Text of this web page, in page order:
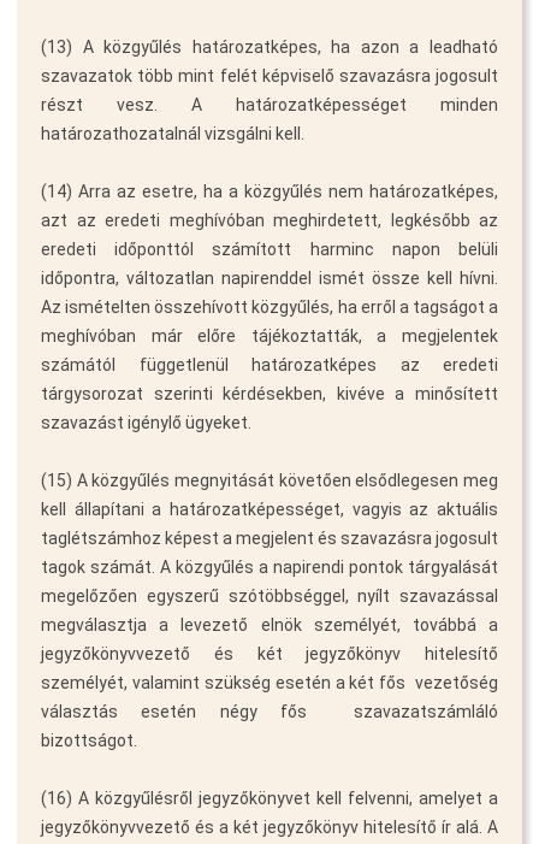
(13) A közgyűlés határozatképes, ha azon a leadható
szavazatok több mint felét képviselő szavazásra jogosult
részt vesz. A határozatképességet minden
határozathozatalnál vizsgálni kell.
(14) Arra az esetre, ha a közgyűlés nem határozatképes,
azt az eredeti meghívóban meghirdetett, legkésőbb az
eredeti időponttól számított harminc napon belüli
időpontra, változatlan napirenddel ismét össze kell hívni.
Az ismételten összehívott közgyűlés, ha erről a tagságot a
meghívóban már előre tájékoztatták, a megjelentek
számától függetlenül határozatképes az eredeti
tárgysorozat szerinti kérdésekben, kivéve a minősített
szavazást igénylő ügyeket.
(15) A közgyűlés megnyitását követően elsődlegesen meg
kell állapítani a határozatképességet, vagyis az aktuális
taglétszámhoz képest a megjelent és szavazásra jogosult
tagok számát. A közgyűlés a napirendi pontok tárgyalását
megelőzően egyszerű szótöbbséggel, nyílt szavazással
megválasztja a levezető elnök személyét, továbbá a
jegyzőkönyvvezető és két jegyzőkönyv hitelesítő
személyét, valamint szükség esetén a két fős  vezetőség
választás esetén négy fős  szavazatszámláló
bizottságot.
(16) A közgyűlésről jegyzőkönyvet kell felvenni, amelyet a
jegyzőkönyvvezető és a két jegyzőkönyv hitelesítő ír alá. A